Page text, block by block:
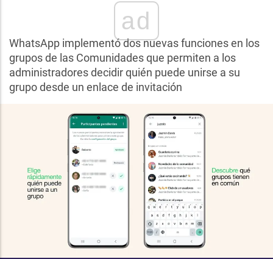
ad
WhatsApp implementó dos nuevas funciones en los
grupos de las Comunidades que permiten a los
administradores decidir quién puede unirse a su
grupo desde un enlace de invitación